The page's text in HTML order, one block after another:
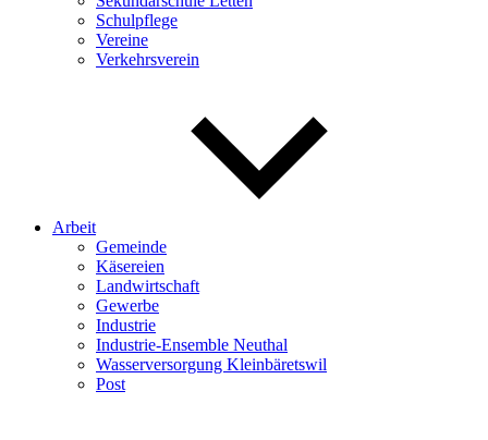
Schulpflege
Vereine
Verkehrsverein
Arbeit
Gemeinde
Käsereien
Landwirtschaft
Gewerbe
Industrie
Industrie-Ensemble Neuthal
Wasserversorgung Kleinbäretswil
Post